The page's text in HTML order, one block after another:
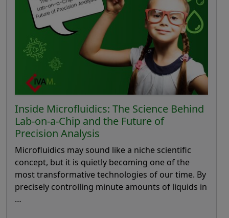
Inside Microfluidics: The Science Behind
Lab-on-a-Chip and the Future of
Precision Analysis
Microfluidics may sound like a niche scientific
concept, but it is quietly becoming one of the
most transformative technologies of our time. By
precisely controlling minute amounts of liquids in
…